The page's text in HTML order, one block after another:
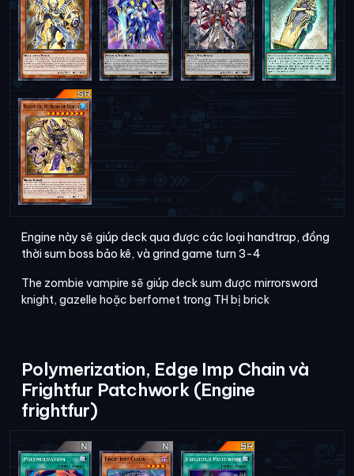
Engine này sẽ giúp deck qua được các loại handtrap, đồng
thời sum boss bảo kê, và grind game turn 3-4
The zombie vampire sẽ giúp deck sum được mirrorsword
knight, gazelle hoặc berfomet trong TH bị brick
Polymerization, Edge Imp Chain và
Frightfur Patchwork (Engine
frightfur)